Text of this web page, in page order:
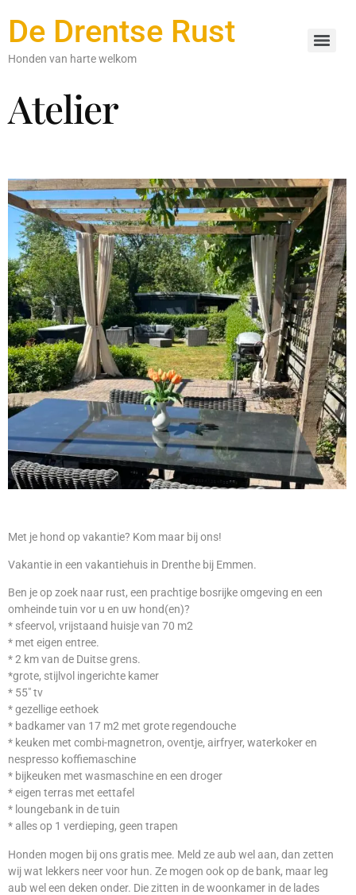
De Drentse Rust
Honden van harte welkom
Atelier
Met je hond op vakantie? Kom maar bij ons!
Vakantie in een vakantiehuis in Drenthe bij Emmen.
Ben je op zoek naar rust, een prachtige bosrijke omgeving en een
omheinde tuin vor u en uw hond(en)?
* sfeervol, vrijstaand huisje van 70 m2
* met eigen entree.
* 2 km van de Duitse grens.
*grote, stijlvol ingerichte kamer
* 55″ tv
* gezellige eethoek
* badkamer van 17 m2 met grote regendouche
* keuken met combi-magnetron, oventje, airfryer, waterkoker en
nespresso koffiemaschine
* bijkeuken met wasmaschine en een droger
* eigen terras met eettafel
* loungebank in de tuin
* alles op 1 verdieping, geen trapen
Honden mogen bij ons gratis mee. Meld ze aub wel aan, dan zetten
wij wat lekkers neer voor hun. Ze mogen ook op de bank, maar leg
aub wel een deken onder. Die zitten in de woonkamer in de lades